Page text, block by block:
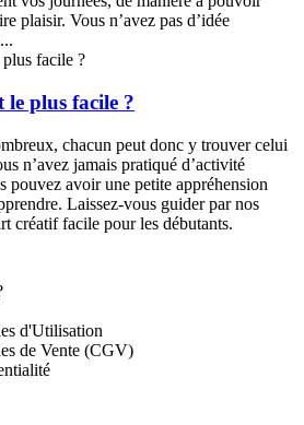
plaisir. Vous n’avez pas d’idée
le plus facile ?
chacun peut donc y trouver celui
n’avez jamais pratiqué d’activité
pouvez avoir une petite appréhension
Laissez-vous guider par nos
créatif facile pour les débutants.
d'Utilisation
de Vente (CGV)